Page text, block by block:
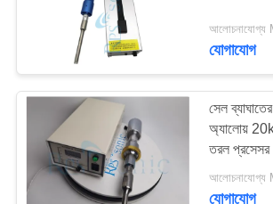
অতিস্বনক স্পটআলোচনাযোগ্য
যোগাযোগ
সেল
অ্যালোয়
তরল প্রসেসর
আলোচনাযোগ্য
যোগাযোগ